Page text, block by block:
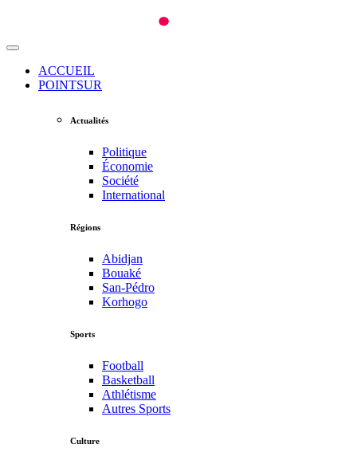
ACCUEIL
POINTSUR
Actualités
Politique
Économie
Société
International
Régions
Abidjan
Bouaké
San-Pédro
Korhogo
Sports
Football
Basketball
Athlétisme
Autres Sports
Culture